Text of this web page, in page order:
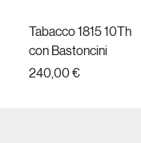
Tabacco 1815 10Th
con Bastoncini
Prezzo
240,00 €